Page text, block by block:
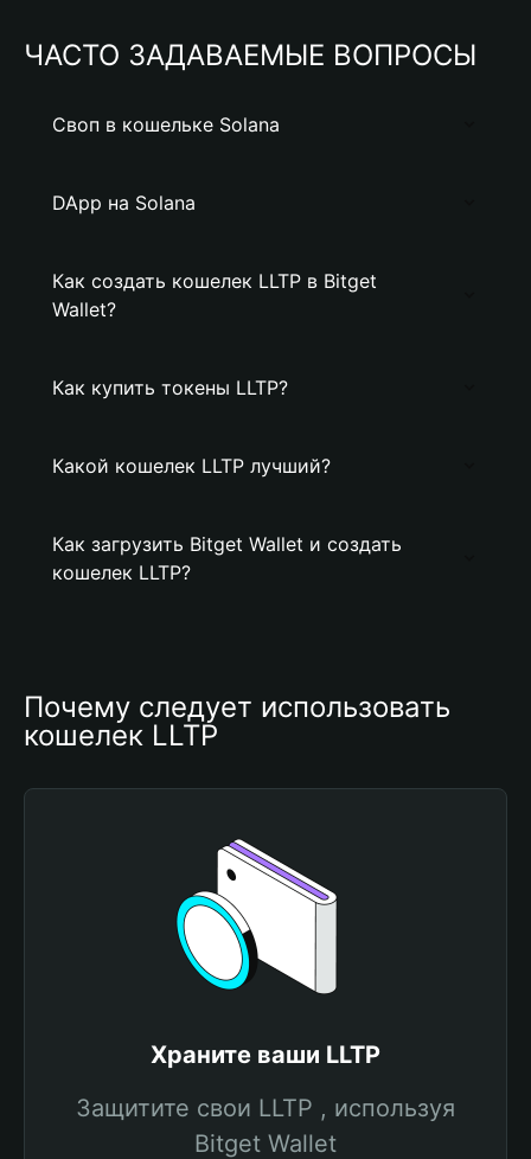
ЧАСТО ЗАДАВАЕМЫЕ ВОПРОСЫ
Своп в кошельке Solana
DApp на Solana
Как создать кошелек LLTP в Bitget
Wallet?
Как купить токены LLTP?
Какой кошелек LLTP лучший?
Как загрузить Bitget Wallet и создать
кошелек LLTP?
Почему следует использовать
кошелек LLTP
Храните ваши LLTP
Защитите свои LLTP , используя
Bitget Wallet